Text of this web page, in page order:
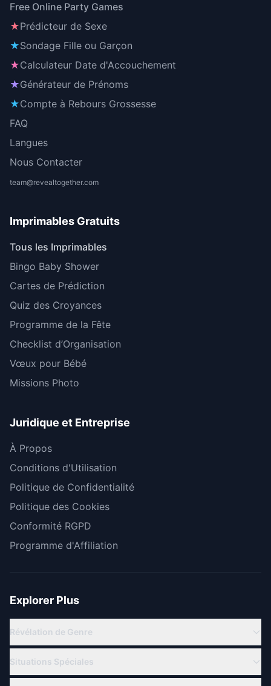
Free Online Party Games
★Prédicteur de Sexe
★Sondage Fille ou Garçon
★Calculateur Date d'Accouchement
★Générateur de Prénoms
★Compte à Rebours Grossesse
FAQ
Langues
Nous Contacter
team@revealtogether.com
Imprimables Gratuits
Tous les Imprimables
Bingo Baby Shower
Cartes de Prédiction
Quiz des Croyances
Programme de la Fête
Checklist d’Organisation
Vœux pour Bébé
Missions Photo
Juridique et Entreprise
À Propos
Conditions d'Utilisation
Politique de Confidentialité
Politique des Cookies
Conformité RGPD
Programme d'Affiliation
Explorer Plus
Révélation de Genre
Situations Spéciales